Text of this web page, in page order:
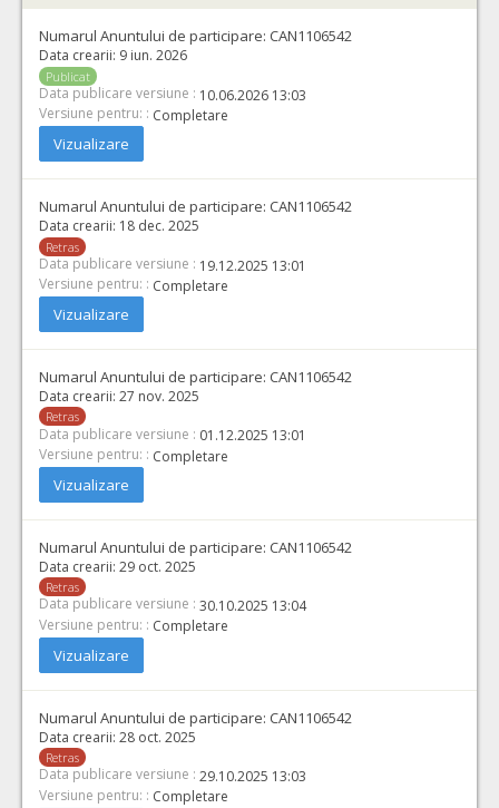
Numarul Anuntului de participare: CAN1106542
Data crearii: 9 iun. 2026
Publicat
Data publicare versiune : 10.06.2026 13:03
Versiune pentru: : Completare
Vizualizare
Numarul Anuntului de participare: CAN1106542
Data crearii: 18 dec. 2025
Retras
Data publicare versiune : 19.12.2025 13:01
Versiune pentru: : Completare
Vizualizare
Numarul Anuntului de participare: CAN1106542
Data crearii: 27 nov. 2025
Retras
Data publicare versiune : 01.12.2025 13:01
Versiune pentru: : Completare
Vizualizare
Numarul Anuntului de participare: CAN1106542
Data crearii: 29 oct. 2025
Retras
Data publicare versiune : 30.10.2025 13:04
Versiune pentru: : Completare
Vizualizare
Numarul Anuntului de participare: CAN1106542
Data crearii: 28 oct. 2025
Retras
Data publicare versiune : 29.10.2025 13:03
Versiune pentru: : Completare